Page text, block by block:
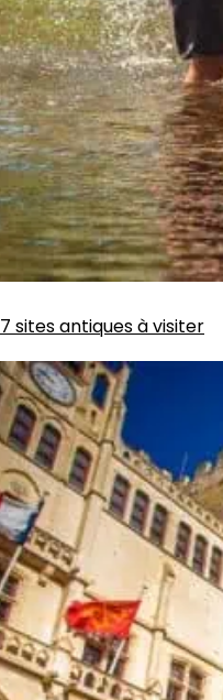
7 sites antiques à visiter